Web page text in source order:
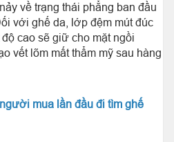
về trạng thái phẳng ban đầu
với ghế da, lớp đệm mút đúc
cao sẽ giữ cho mặt ngồi
vết lõm mất thẩm mỹ sau hàng
mua lần đầu đi tìm ghế